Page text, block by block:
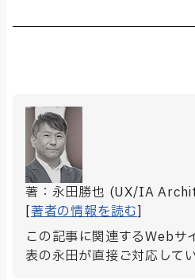
著：永田勝也 (UX/IA
[著者の情報を読む]
この記事に関連するWebサ
表の永田が直接ご対応してい